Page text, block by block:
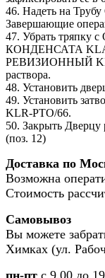
46. Надеть на
Завершающие
47. Убрать
КОНДЕНСАТА
РЕВИЗИОННЫЙ
раствора.
48. Установить
49. Установить
KLR-PTO/66.
50. Закрыть
(поз. 12)
Доставка по
Возможна
Стоимость
Самовывоз
Вы можете
Химках (ул.